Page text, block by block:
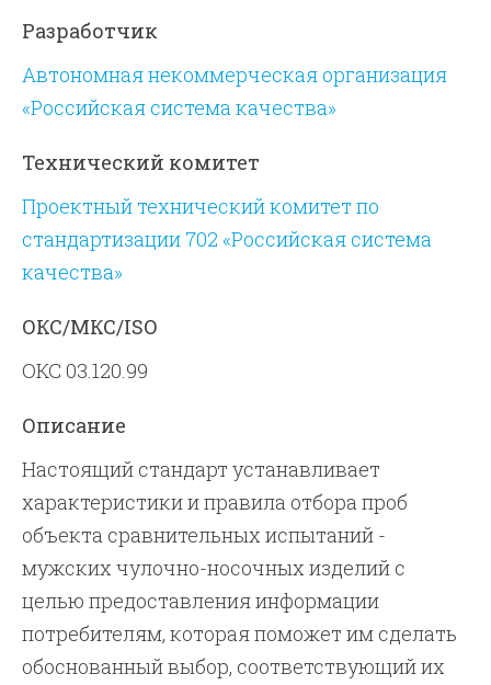
Разработчик
Автономная некоммерческая организация
«Российская система качества»
Технический комитет
Проектный технический комитет по
стандартизации 702 «Российская система
качества»
ОКС/МКС/ISO
ОКС 03.120.99
Описание
Настоящий стандарт устанавливает
характеристики и правила отбора проб
объекта сравнительных испытаний -
мужских чулочно-носочных изделий с
целью предоставления информации
потребителям, которая поможет им сделать
обоснованный выбор, соответствующий их